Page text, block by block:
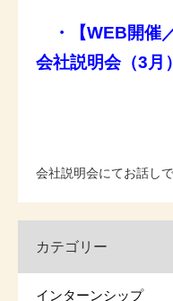
・
【WEB開催
会社説明会（3月）
会社説明会にてお話し
カテゴリー
インターンシップ